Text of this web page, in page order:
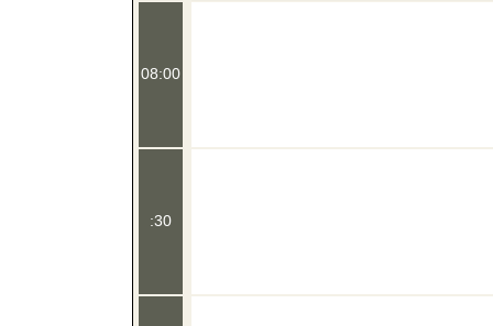
08:00
:30